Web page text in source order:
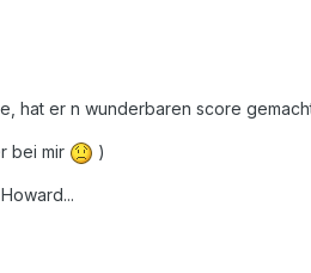
hat er n wunderbaren score
bei mir )